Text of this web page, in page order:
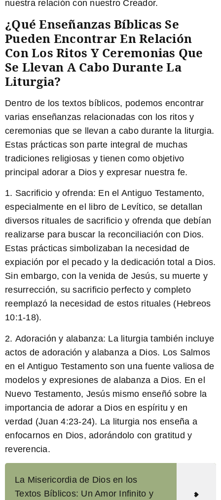
nuestra relación con nuestro Creador.
¿Qué Enseñanzas Bíblicas Se
Pueden Encontrar En Relación
Con Los Ritos Y Ceremonias Que
Se Llevan A Cabo Durante La
Liturgia?
Dentro de los textos bíblicos, podemos encontrar
varias enseñanzas relacionadas con los ritos y
ceremonias que se llevan a cabo durante la liturgia.
Estas prácticas son parte integral de muchas
tradiciones religiosas y tienen como objetivo
principal adorar a Dios y expresar nuestra fe.
1. Sacrificio y ofrenda: En el Antiguo Testamento,
especialmente en el libro de Levítico, se detallan
diversos rituales de sacrificio y ofrenda que debían
realizarse para buscar la reconciliación con Dios.
Estas prácticas simbolizaban la necesidad de
expiación por el pecado y la dedicación total a Dios.
Sin embargo, con la venida de Jesús, su muerte y
resurrección, su sacrificio perfecto y completo
reemplazó la necesidad de estos rituales (Hebreos
10:1-18).
2. Adoración y alabanza: La liturgia también incluye
actos de adoración y alabanza a Dios. Los Salmos
en el Antiguo Testamento son una fuente valiosa de
modelos y expresiones de alabanza a Dios. En el
Nuevo Testamento, Jesús mismo enseñó sobre la
importancia de adorar a Dios en espíritu y en
verdad (Juan 4:23-24). La liturgia nos enseña a
enfocarnos en Dios, adorándolo con gratitud y
reverencia.
La Misericordia de Dios en los
Textos Bíblicos: Un Amor Infinito y